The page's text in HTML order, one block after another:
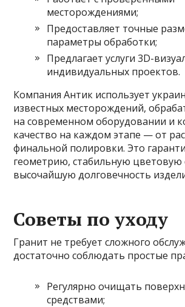
месторождениями;
Предоставляет точные
параметры обработки;
Предлагает услуги 3D-
индивидуальных проектов.
Компания Антик использует
известных месторождений,
на современном оборудовании и
качество на каждом этапе — от
финальной полировки. Это
геометрию, стабильную цветовую
высочайшую долговечность
Советы по уходу
Гранит не требует сложного
достаточно соблюдать простые
Регулярно очищать
средствами;